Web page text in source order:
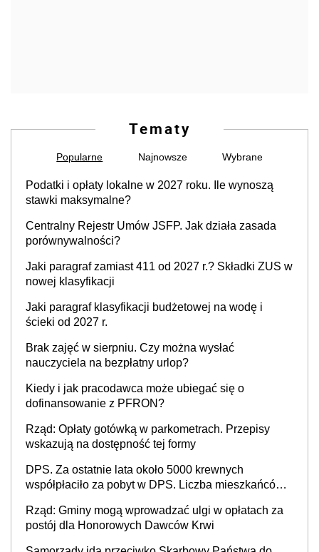
Tematy
Popularne Najnowsze Wybrane
Podatki i opłaty lokalne w 2027 roku. Ile wynoszą
stawki maksymalne?
Centralny Rejestr Umów JSFP. Jak działa zasada
porównywalności?
Jaki paragraf zamiast 411 od 2027 r.? Składki ZUS w
nowej klasyfikacji
Jaki paragraf klasyfikacji budżetowej na wodę i
ścieki od 2027 r.
Brak zajęć w sierpniu. Czy można wysłać
nauczyciela na bezpłatny urlop?
Kiedy i jak pracodawca może ubiegać się o
dofinansowanie z PFRON?
Rząd: Opłaty gotówką w parkometrach. Przepisy
wskazują na dostępność tej formy
DPS. Za ostatnie lata około 5000 krewnych
współpłaciło za pobyt w DPS. Liczba mieszkańców
Rząd: Gminy mogą wprowadzać ulgi w opłatach za
postój dla Honorowych Dawców Krwi